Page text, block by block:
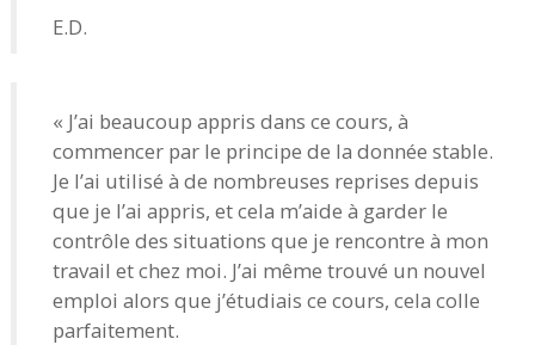
E.D.
« J’ai beaucoup appris dans ce cours, à
commencer par le principe de la donnée stable.
Je l’ai utilisé à de nombreuses reprises depuis
que je l’ai appris, et cela m’aide à garder le
contrôle des situations que je rencontre à mon
travail et chez moi. J’ai même trouvé un nouvel
emploi alors que j’étudiais ce cours, cela colle
parfaitement.